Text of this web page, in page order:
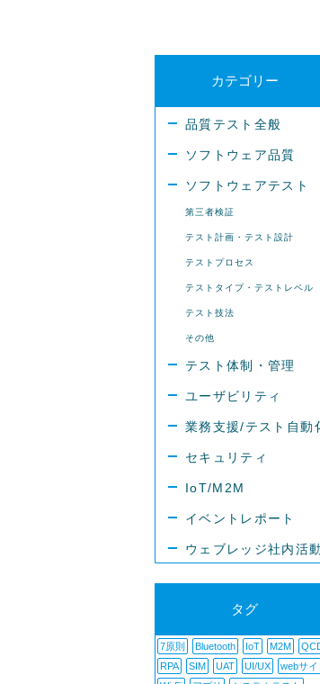
カテゴリー
品質テスト全般
ソフトウェア品質
ソフトウェアテスト
第三者検証
テスト計画・テスト設計
テストプロセス
テストタイプ・テストレベル
テスト技法
その他
テスト体制・管理
ユーザビリティ
業務支援/テスト自動
セキュリティ
IoT/M2M
イベントレポート
ウェブレッジ社内活動
タグ
7原則 Bluetooth IoT M2M
RPA
SIM UAT UI/UX
webサイ